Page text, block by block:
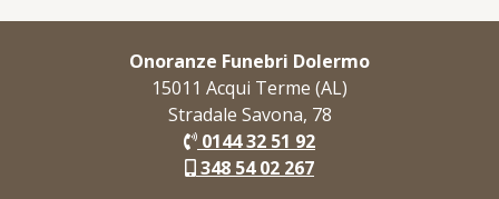
Onoranze Funebri Dolermo
15011 Acqui Terme (AL)
Stradale Savona, 78
0144 32 51 92
348 54 02 267